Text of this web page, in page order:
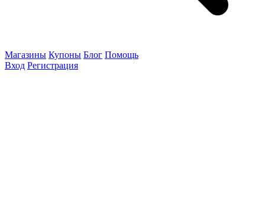
Магазины Купоны Блог Помощь
Вход Регистрация